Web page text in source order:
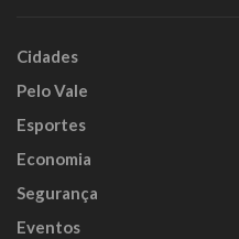
Cidades
Pelo Vale
Esportes
Economia
Segurança
Eventos